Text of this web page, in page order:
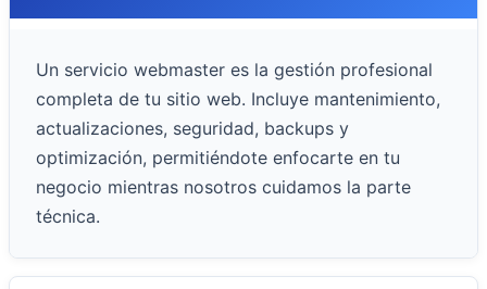
Un servicio webmaster es la gestión profesional
completa de tu sitio web. Incluye mantenimiento,
actualizaciones, seguridad, backups y
optimización, permitiéndote enfocarte en tu
negocio mientras nosotros cuidamos la parte
técnica.